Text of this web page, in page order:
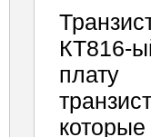
КТ816-
плату